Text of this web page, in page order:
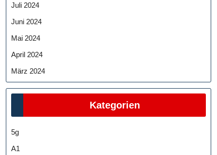
Juli 2024
Juni 2024
Mai 2024
April 2024
März 2024
Kategorien
5g
A1